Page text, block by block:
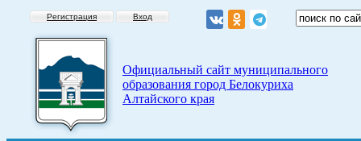
Регистрация Вход
Официальный сайт муниципального
образования город Белокуриха
Алтайского края